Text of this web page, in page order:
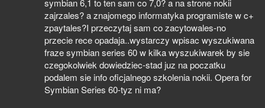
symbian 6,1 to ten sam co 7,0? a na strone nokii
zajrzales? a znajomego informatyka programiste w c+
zpaytales?I przeczytaj sam co zacytowales-no
przecie rece opadaja..wystarczy wpisac wyszukiwana
fraze symbian series 60 w kilka wyszukiwarek by sie
czegokolwiek dowiedziec-stad juz na poczatku
podalem sie info oficjalnego szkolenia nokii. Opera for
Symbian Series 60-tyz ni ma?